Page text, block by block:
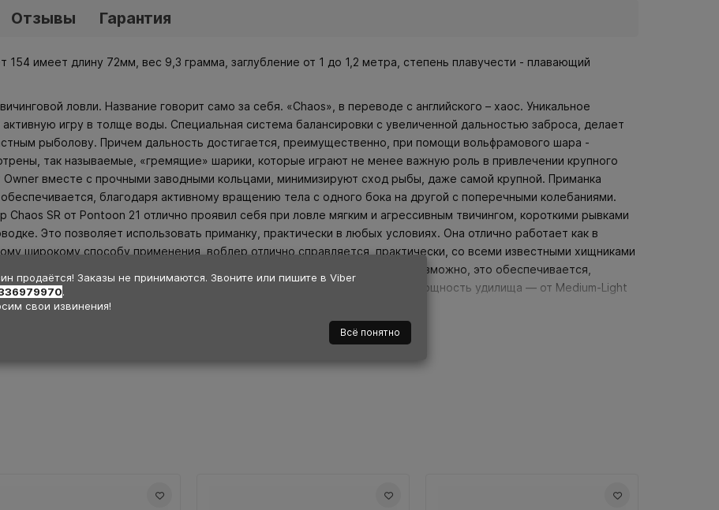
Отзывы Гарантия
154 имеет длину 72мм, вес 9,3 грамма, заглубление от 1 до 1,2 метра, степень плавучести - плавающий
ловли. Название говорит само за себя. «Chaos», в переводе с английского – хаос. Уникальное
игру в толще воды. Специальная система балансировки с увеличенной дальностью заброса, делает
рыболову. Причем дальность достигается, преимущественно, при помощи вольфрамового шара -
так называемые, «гремящие» шарики, которые играют не менее важную роль в привлечении крупного
вместе с прочными заводными кольцами, минимизируют сход рыбы, даже самой крупной. Приманка
благодаря активному вращению тела с одного бока на другой с поперечными колебаниями.
SR от Pontoon 21 отлично проявил себя при ловле мягким и агрессивным твичингом, короткими рывками
Это позволяет использовать приманку, практически в любых условиях. Она отлично работает как в
широкому способу применения, воблер отлично справляется, практически, со всеми известными хищниками
представители семейства окунёвых, жерех, ну и, конечно же, щука. Возможно, это обеспечивается,
решений действительно много, более двадцати. Рекомендуемая мощность удилища — от Medium-Light
есть в наличии на нашем складе в Витебске и может быть доставлен почтой в кратчайшие сроки в
продаётся! Заказы не принимаются. Звоните или пишите в Viber
.
свои извинения!
Всё понятно